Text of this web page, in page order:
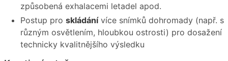
způsobená exhalacemi letadel apod.
Postup pro skládánívíce snímků dohromady (např. s
různým osvětlením, hloubkou ostrosti) pro dosažení
technicky kvalitnějšího výsledku